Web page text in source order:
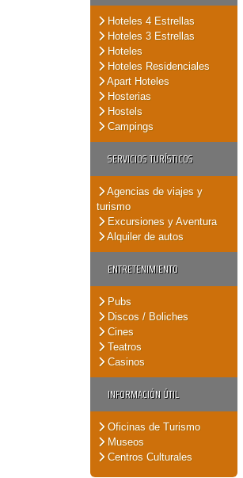
Hoteles 4 Estrellas
Hoteles 3 Estrellas
Hoteles
Hoteles Residenciales
Apart Hoteles
Hosterias
Hostels
Campings
SERVICIOS TURÍSTICOS
Agencias de viajes y
turismo
Excursiones y Aventura
Alquiler de autos
ENTRETENIMIENTO
Pubs
Discos / Boliches
Cines
Teatros
Casinos
INFORMACIÓN ÚTIL
Oficinas de Turismo
Museos
Centros Culturales